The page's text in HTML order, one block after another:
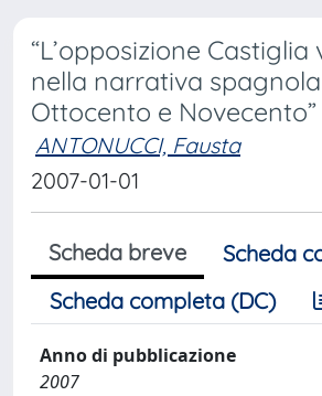
“L’opposizione Castiglia
nella narrativa
Ottocento e Novecento”
ANTONUCCI, Fausta
2007-01-01
Scheda breve
Scheda
Scheda completa (DC)
Anno di pubblicazione
2007